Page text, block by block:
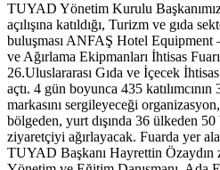
TUYAD Yönetim Kurulu
açılışına katıldığı, Turizm ve gıda
buluşması ANFAŞ Hotel Equipment
ve Ağırlama Ekipmanları İhtisas
26.Uluslararası Gıda ve İçecek
açtı. 4 gün boyunca 435
markasını sergileyeceği
bölgeden, yurt dışında 36 ülkeden
ziyaretçiyi ağırlayacak. Fuarda yer
TUYAD Başkanı Hayrettin